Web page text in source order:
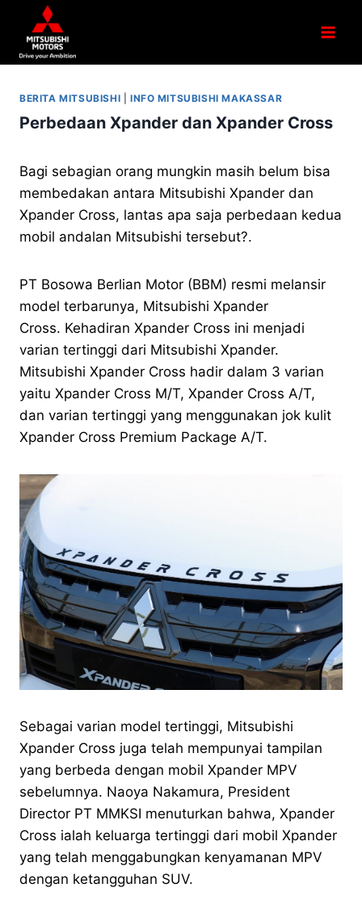
BERITA MITSUBISHI INFO MITSUBISHI MAKASSAR
Perbedaan Xpander dan Xpander Cross
Bagi sebagian orang mungkin masih belum bisa
membedakan antara Mitsubishi Xpander dan
Xpander Cross, lantas apa saja perbedaan kedua
mobil andalan Mitsubishi tersebut?.
PT Bosowa Berlian Motor (BBM) resmi melansir
model terbarunya, Mitsubishi Xpander
Cross. Kehadiran Xpander Cross ini menjadi
varian tertinggi dari Mitsubishi Xpander.
Mitsubishi Xpander Cross hadir dalam 3 varian
yaitu Xpander Cross M/T, Xpander Cross A/T,
dan varian tertinggi yang menggunakan jok kulit
Xpander Cross Premium Package A/T.
Sebagai varian model tertinggi, Mitsubishi
Xpander Cross juga telah mempunyai tampilan
yang berbeda dengan mobil Xpander MPV
sebelumnya. Naoya Nakamura, President
Director PT MMKSI menuturkan bahwa, Xpander
Cross ialah keluarga tertinggi dari mobil Xpander
yang telah menggabungkan kenyamanan MPV
dengan ketangguhan SUV.